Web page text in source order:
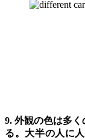
9. 外観の色は多
る。大半の人に